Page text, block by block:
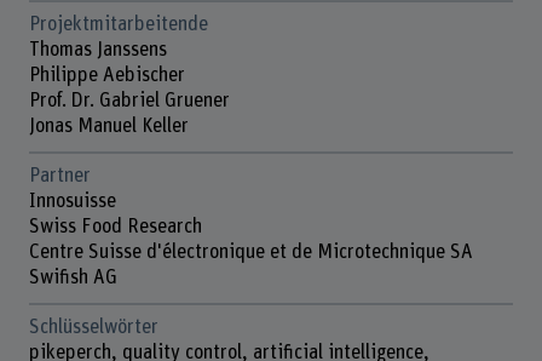
Projektmitarbeitende
Thomas Janssens
Philippe Aebischer
Prof. Dr. Gabriel Gruener
Jonas Manuel Keller
Partner
Innosuisse
Swiss Food Research
Centre Suisse d'électronique et de Microtechnique SA
Swifish AG
Schlüsselwörter
pikeperch, quality control, artificial intelligence,